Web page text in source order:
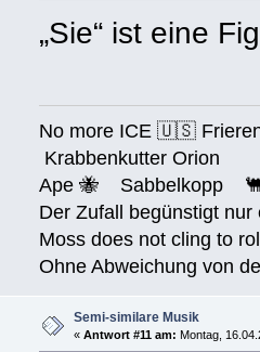
„Sie“ ist eine
No more ICE 🇺🇸
Krabbenkutter Orion
Ape 🐝 Sabbelkopp
Der Zufall begünstigt
Moss does not cling to
Ohne Abweichung von
Semi-similare Musik
«Antwort #11 am: Montag,